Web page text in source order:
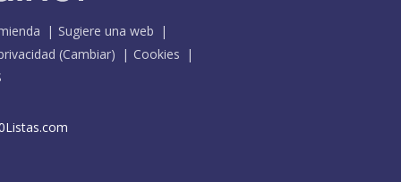
Sugiere una web
(Cambiar)
Cookies